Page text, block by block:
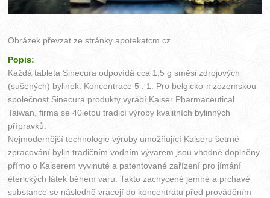
Obrázek převzat ze stránkyapotekatcm.cz
Popis:
Každá tableta Sinecura odpovídá cca 1,5 g směsi zdrojových
(sušených) bylinek. Koncentrace 5 : 1. Pro belgicko-nizozemskou
společnost Sinecura produkty vyrábí Kaiser Pharmaceutical
Taiwan, firma se 40letou tradicí výroby kvalitních bylinných
přípravků.
Nejmodernější technologie výroby umožňující Kaiseru šetrné
zpracování bylin tradičním vodním vývarem jsou vhodně doplněny
přímo o Kaiserem vyvinuté a patentované zařízení pro jímání
éterických látek během varu. Takto zachycené jemné a prchavé
substance se následně vracejí do koncentrátu před prováděním